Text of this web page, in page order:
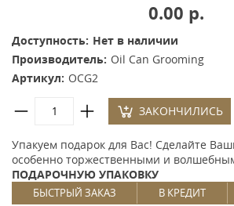
0.00 р.
Доступность: Нет в наличии
Производитель: Oil Can Grooming
Артикул: OCG2
ЗАКОНЧИЛИСЬ
Упакуем подарок для Вас! Сделайте
особенно торжественными и
ПОДАРОЧНУЮ УПАКОВКУ
БЫСТРЫЙ ЗАКАЗ В КРЕДИТ